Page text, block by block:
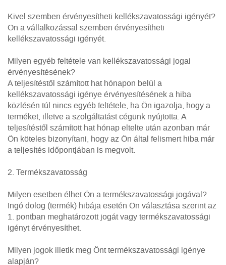
Kivel szemben érvényesítheti kellékszavatossági igényét?
Ön a vállalkozással szemben érvényesítheti
kellékszavatossági igényét.
Milyen egyéb feltétele van kellékszavatossági jogai
érvényesítésének?
A teljesítéstől számított hat hónapon belül a
kellékszavatossági igénye érvényesítésének a hiba
közlésén túl nincs egyéb feltétele, ha Ön igazolja, hogy a
terméket, illetve a szolgáltatást cégünk nyújtotta. A
teljesítéstől számított hat hónap eltelte után azonban már
Ön köteles bizonyítani, hogy az Ön által felismert hiba már
a teljesítés időpontjában is megvolt.
2. Termékszavatosság
Milyen esetben élhet Ön a termékszavatossági jogával?
Ingó dolog (termék) hibája esetén Ön választása szerint az
1. pontban meghatározott jogát vagy termékszavatossági
igényt érvényesíthet.
Milyen jogok illetik meg Önt termékszavatossági igénye
alapján?